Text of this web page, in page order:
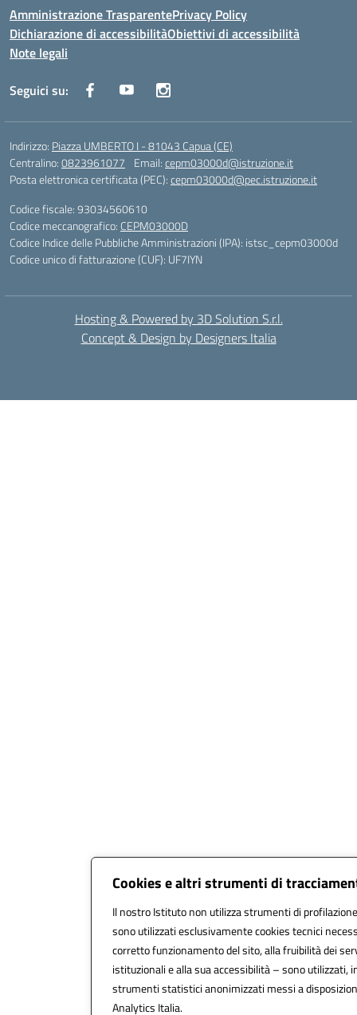
Cookies e altri strumenti di
Il nostro Istituto non utilizza strumenti di
sono utilizzati esclusivamente cookies tecnici
corretto funzionamento del sito, alla fruibilità dei
istituzionali e alla sua accessibilità – sono utilizzati,
strumenti statistici anonimizzati messi a
Analytics Italia.
Amministrazione TrasparentePrivacy Policy
Dichiarazione di accessibilitàObiettivi di accessibilità
Note legali
Seguici su:
Indirizzo: Piazza UMBERTO I - 81043 Capua (CE)
Centralino:0823961077 Email:cepm03000d@istruzione.it
Posta elettronica certificata (PEC):cepm03000d@pec.istruzione.it
Codice fiscale: 93034560610
Codice meccanografico: CEPM03000D
Codice Indice delle Pubbliche Amministrazioni (IPA): istsc_cepm03000d
Codice unico di fatturazione (CUF): UF7IYN
Hosting & Powered by 3D Solution S.r.l.
Concept & Design by Designers Italia